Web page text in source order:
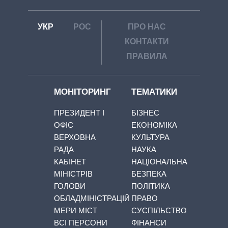
УКР РОС
ПРО НАС
КОНТАКТИ
ПРАВИЛА
МОНІТОРИНГ
ПРЕЗИДЕНТ І
ОФІС
ВЕРХОВНА
РАДА
КАБІНЕТ
МІНІСТРІВ
ГОЛОВИ
ОБЛАДМІНІСТРАЦІЙ
МЕРИ МІСТ
ВСІ ПЕРСОНИ
ТЕМАТИКИ
БІЗНЕС
ЕКОНОМІКА
КУЛЬТУРА
НАУКА
НАЦІОНАЛЬНА
БЕЗПЕКА
ПОЛІТИКА
ПРАВО
СУСПІЛЬСТВО
ФІНАНСИ